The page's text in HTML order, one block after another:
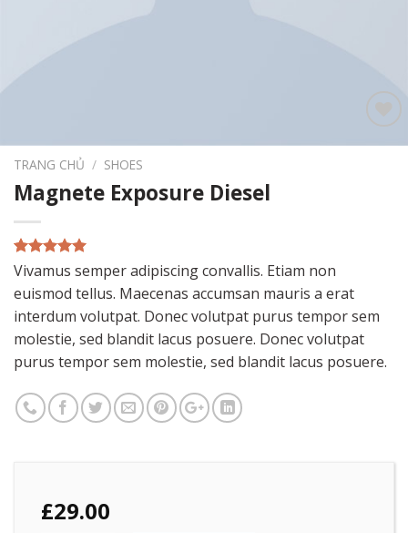
Add to
TRANG CHỦ / SHOES
Magnete Exposure Diesel
5.00trên 5
1
đánh giá
Vivamus semper adipiscing convallis. Etiam non
euismod tellus. Maecenas accumsan mauris a erat
interdum volutpat. Donec volutpat purus tempor sem
molestie, sed blandit lacus posuere. Donec volutpat
purus tempor sem molestie, sed blandit lacus posuere.
£29.00